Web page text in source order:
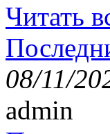
Читать
08/11/
admin